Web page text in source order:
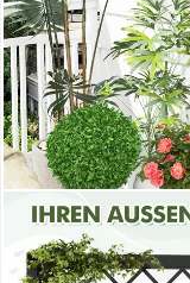
COSTWAY
Blumenkasten
77,99 € UVP129,99 €